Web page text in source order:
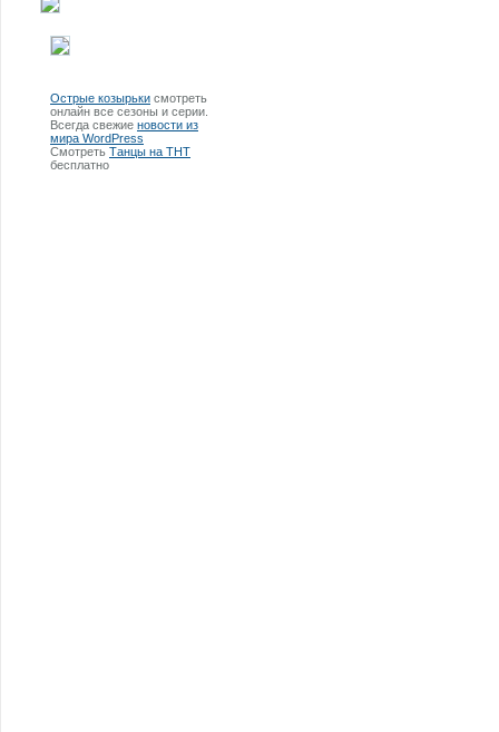
Острые козырьки смотреть
онлайн все сезоны и серии.
Всегда свежие новости из
мира WordPress
Смотреть Танцы на ТНТ
бесплатно